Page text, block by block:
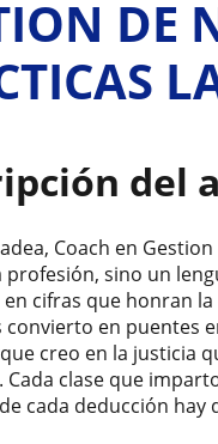
DE
del
Coach en
profesión, sino un
en cifras que honran
convierto en puentes
creo en la justicia
Cada clase que
cada deducción